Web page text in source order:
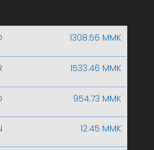
1308.56 MMK
1533.46 MMK
954.73 MMK
12.45 MMK